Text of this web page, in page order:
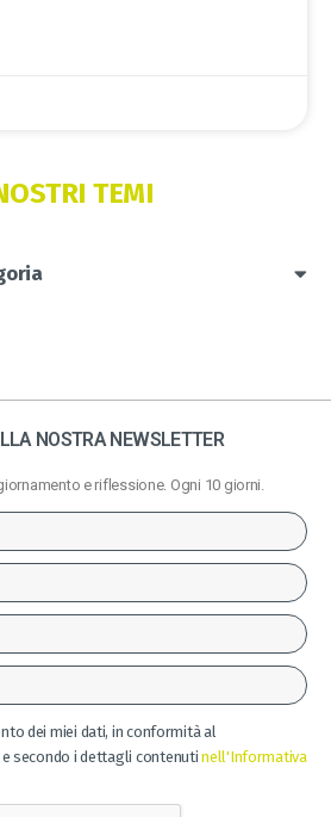
TEMI
NOSTRA NEWSLETTER
e riflessione. Ogni 10 giorni.
dei miei dati, in conformità al
e secondo i dettagli contenutinell'Informativa